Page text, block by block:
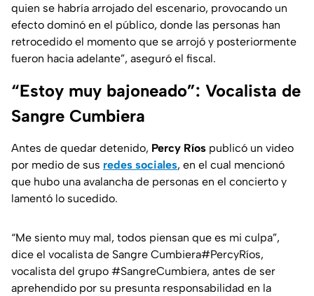
quien se habría arrojado del escenario, provocando un
efecto dominó en el público, donde las personas han
retrocedido el momento que se arrojó y posteriormente
fueron hacia adelante”, aseguró el fiscal.
“Estoy muy bajoneado”: Vocalista de
Sangre Cumbiera
Antes de quedar detenido, Percy Ríos publicó un video
por medio de sus redes sociales, en el cual mencionó
que hubo una avalancha de personas en el concierto y
lamentó lo sucedido.
“Me siento muy mal, todos piensan que es mi culpa”,
dice el vocalista de Sangre Cumbiera#PercyRíos,
vocalista del grupo #SangreCumbiera, antes de ser
aprehendido por su presunta responsabilidad en la